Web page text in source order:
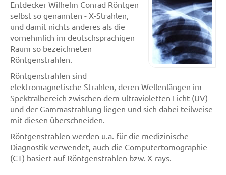
Entdecker Wilhelm Conrad Röntgen
selbst so genannten - X-Strahlen,
und damit nichts anderes als die
vornehmlich im deutschsprachigen
Raum so bezeichneten
Röntgenstrahlen.
Röntgenstrahlen sind
elektromagnetische Strahlen, deren Wellenlängen im
Spektralbereich zwischen dem ultravioletten Licht (UV)
und der Gammastrahlung liegen und sich dabei teilweise
mit diesen überschneiden.
Röntgenstrahlen werden u.a. für die medizinische
Diagnostik verwendet, auch die Computertomographie
(CT) basiert auf Röntgenstrahlen bzw. X-rays.